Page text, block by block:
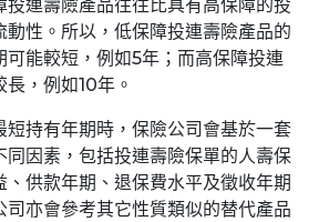
投連壽險產品往往比具有高保障的投
動性。所以，低保障投連壽險產品的
可能較短，例如5年；而高保障投連
，例如10年。
短持有年期時，保險公司會基於一套
同因素，包括投連壽險保單的人壽保
、供款年期、退保費水平及徵收年期
司亦會參考其它性質類似的替代產品